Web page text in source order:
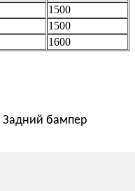
1500
1500
1600
Задний бампер